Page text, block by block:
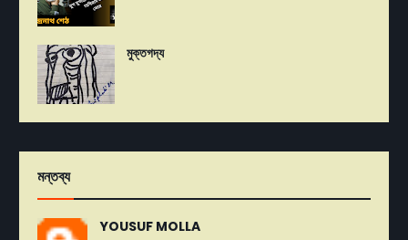
মুক্তগদ্য
মন্তব্য
YOUSUF MOLLA